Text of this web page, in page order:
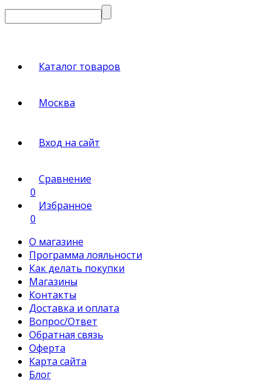
Каталог товаров
Москва
Вход на сайт
Сравнение
0
Избранное
0
О магазине
Программа лояльности
Как делать покупки
Магазины
Контакты
Доставка и оплата
Вопрос/Ответ
Обратная связь
Оферта
Карта сайта
Блог